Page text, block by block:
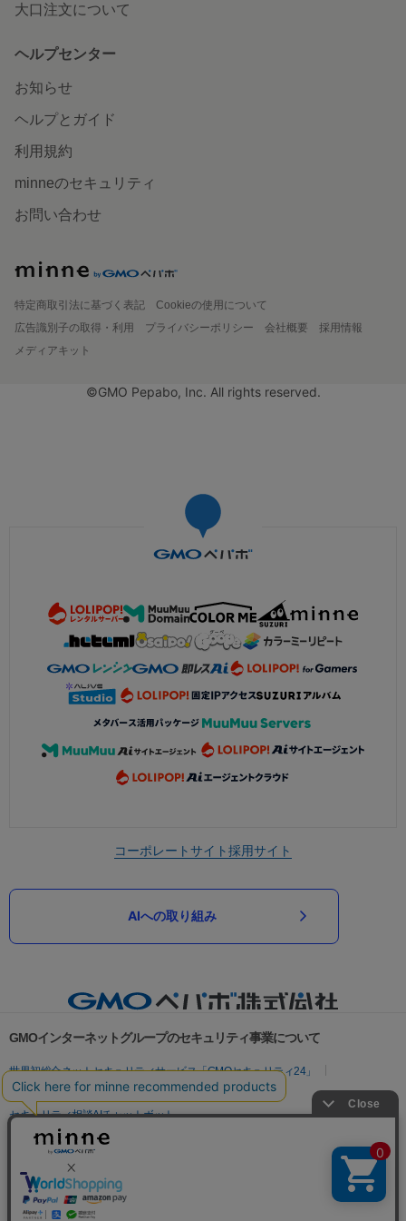
大口注文について
ヘルプセンター
お知らせ
ヘルプとガイド
利用規約
minneのセキュリティ
お問い合わせ
特定商取引法に基づく表記
Cookieの使用について
広告識別子の取得・利用
プライバシーポリシー 会社概要
採用情報
メディアキット
©GMO Pepabo, Inc. All rights reserved.
コーポレートサイト採用サイト
AIへの取り組み
GMOインターネットグループのセキュリティ事業について
世界初総合ネットセキュリティサービス「GMOセキュリティ24」
パスワード漏洩診断
Webサイトリスク診断
セキュリティ相談AIチャットボット
実在証明・盗聴対策
サイバー攻撃対策（GMO Flatt Security）
セキュリティ事業の軌跡